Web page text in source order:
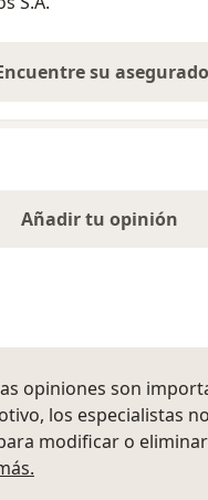
su
Añadir tu opinión
opiniones son
los especialistas
modificar o